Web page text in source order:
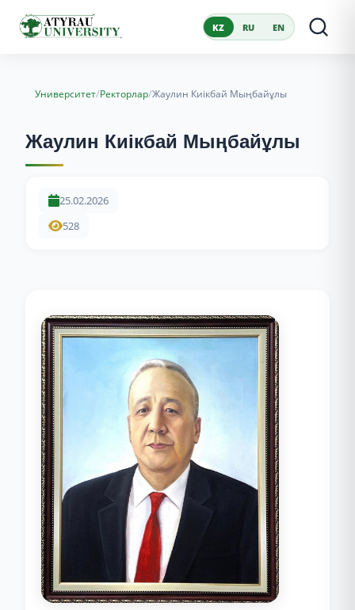
KZ RU EN
Университет/Ректорлар/Жаулин Киікбай Мыңбайұлы
Жаулин Киікбай Мыңбайұлы
25.02.2026
528